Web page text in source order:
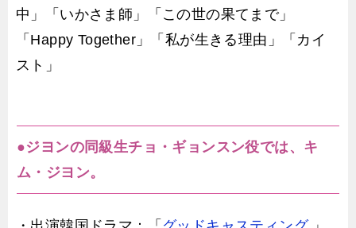
中」「いかさま師」「この世の果てまで」
「Happy Together」「私が生きる理由」「カイ
スト」
●ジヨンの同級生チョ・ギョンスン役では、キ
ム・ジヨン。